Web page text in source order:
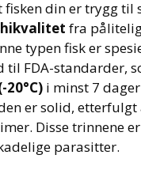
fisken din er trygg til
fra
typen fisk er
til FDA-standarder,
20°C) i minst 7
er solid, etterfulgt
Disse trinnene
parasitter.